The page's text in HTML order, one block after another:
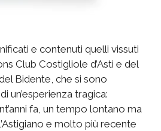
e contenuti quelli vissuti
Club Costigliole d’Asti e del
Bidente, che si sono
un’esperienza tragica:
fa, un tempo lontano ma
e molto più recente